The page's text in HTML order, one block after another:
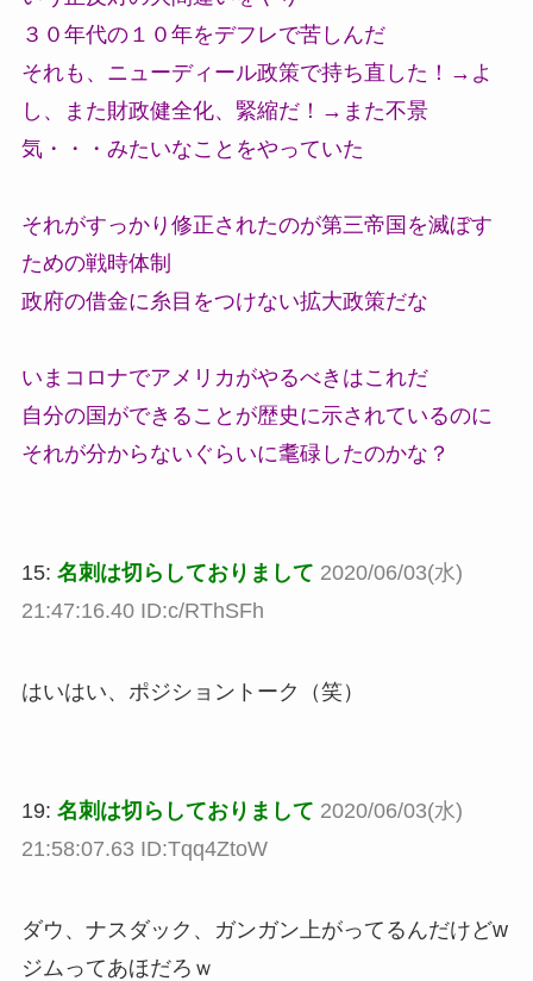
３０年代の１０年をデフレで苦しんだ
それも、ニューディール政策で持ち直した！→よ
し、また財政健全化、緊縮だ！→また不景
気・・・みたいなことをやっていた
それがすっかり修正されたのが第三帝国を滅ぼす
ための戦時体制
政府の借金に糸目をつけない拡大政策だな
いまコロナでアメリカがやるべきはこれだ
自分の国ができることが歴史に示されているのに
それが分からないぐらいに耄碌したのかな？
15: 名刺は切らしておりまして 2020/06/03(水)
21:47:16.40 ID:c/RThSFh
はいはい、ポジショントーク（笑）
19: 名刺は切らしておりまして 2020/06/03(水)
21:58:07.63 ID:Tqq4ZtoW
ダウ、ナスダック、ガンガン上がってるんだけどw
ジムってあほだろｗ